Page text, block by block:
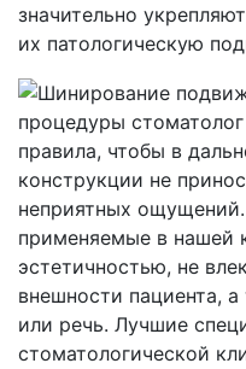
значительно
их патологическую
процедуры
правила, чтобы в
конструкции не
неприятных
применяемые в нашей
эстетичностью, не
внешности пациента,
или речь. Лучшие
стоматологической